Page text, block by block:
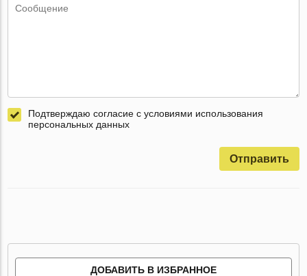
Подтверждаю согласие с условиями использования
персональных данных
Отправить
ДОБАВИТЬ В ИЗБРАННОЕ